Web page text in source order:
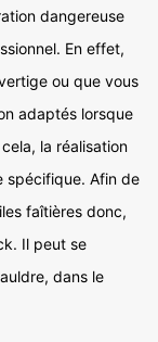
dangereuse
En effet,
ou que vous
adaptés lorsque
la réalisation
spécifique. Afin de
faîtières donc,
Il peut se
dans le